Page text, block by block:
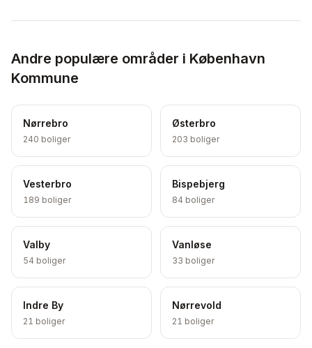
Andre populære områder i København
Kommune
Nørrebro
240 boliger
Østerbro
203 boliger
Vesterbro
189 boliger
Bispebjerg
84 boliger
Valby
54 boliger
Vanløse
33 boliger
Indre By
21 boliger
Nørrevold
21 boliger